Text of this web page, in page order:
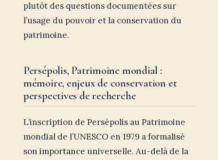
plutôt des questions documentées sur
l’usage du pouvoir et la conservation du
patrimoine.
Persépolis, Patrimoine mondial :
mémoire, enjeux de conservation et
perspectives de recherche
L’inscription de Persépolis au Patrimoine
mondial de l’UNESCO en 1979 a formalisé
son importance universelle. Au-delà de la